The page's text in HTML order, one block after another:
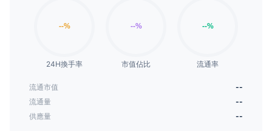
24H換手率 市值佔比 流通率
流通市值
--
流通量
--
供應量
--